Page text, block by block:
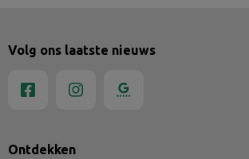
Ontdekken
Volg ons laatste nieuws